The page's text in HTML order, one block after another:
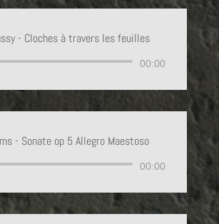
- Cloches à travers les feuilles
Lecteur
00:00
- Sonate op 5 Allegro Maestoso
Lecteur
00:00